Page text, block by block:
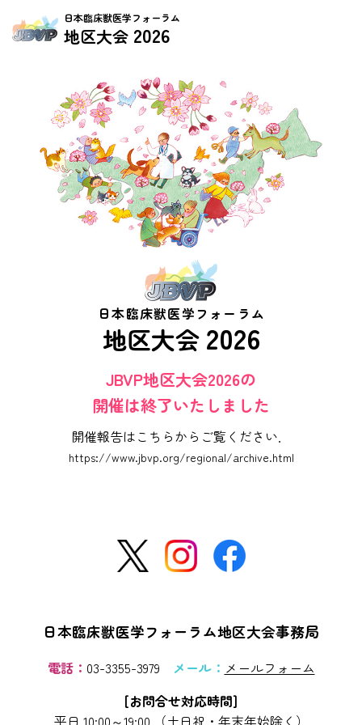
日本臨床獣医学フォーラム
地区大会 2026
日本臨床獣医学フォーラム
地区大会 2026
JBVP地区大会2026の
開催は終了いたしました
開催報告はこちらからご覧ください．
https://www.jbvp.org/regional/archive.html
日本臨床獣医学フォーラム地区大会事務局
電話： 03-3355-3979 メール： メールフォーム
[お問合せ対応時間]
平日 10:00～19:00 （土日祝・年末年始除く）